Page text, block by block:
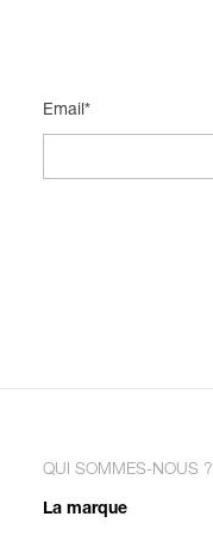
Email*
QUI SOMMES-NOUS ?
La marque